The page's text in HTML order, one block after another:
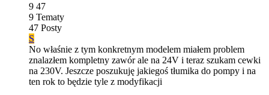
9 47
9 Tematy
47 Posty
S
No właśnie z tym konkretnym modelem miałem problem
znalazłem kompletny zawór ale na 24V i teraz szukam cewki
na 230V. Jeszcze poszukuję jakiegoś tłumika do pompy i na
ten rok to będzie tyle z modyfikacji